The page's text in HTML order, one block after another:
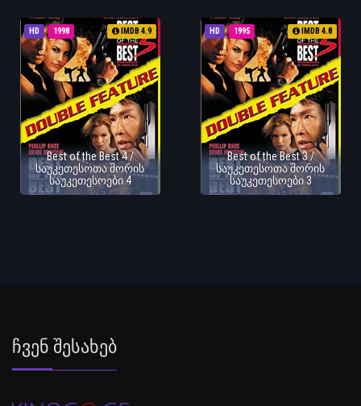
HD 1998 IMDB 4.9
Best of the Best 4 /
საუკეთესოთა შორის
საუკეთესოები 4
HD 1995 IMDB 4.8
Best of the Best 3 /
საუკეთესოთა შორის
საუკეთესოები 3
Ჩვენ Შესახებ